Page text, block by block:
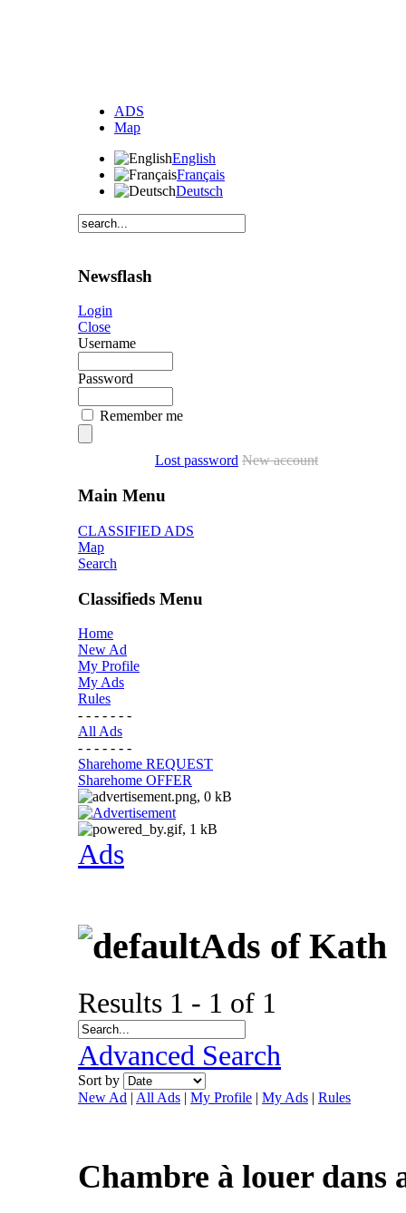
ADS
Map
English
Français
Deutsch
Newsflash
Login
Close
Username
Password
Remember me
Lost password New account
Main Menu
CLASSIFIED ADS
Map
Search
Classifieds Menu
Home
New Ad
My Profile
My Ads
Rules
- - - - - - -
All Ads
- - - - - - -
Sharehome REQUEST
Sharehome OFFER
Ads
Ads of Kath
Results 1 - 1 of 1
Advanced Search
Sort by
New Ad | All Ads | My Profile | My Ads | Rules
Chambre à louer dans